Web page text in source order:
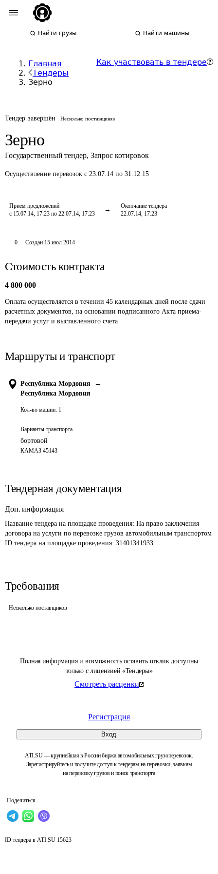
Найти грузы Найти машины
Главная
Тендеры
Зерно
Как участвовать в тендере
Тендер завершён Несколько поставщиков
Зерно
Государственный тендер, Запрос котировок
Осуществление перевозок с 23.07.14 по 31.12.15
Приём предложений
с 15.07.14, 17:23 по 22.07.14, 17:23
Окончание тендера
22.07.14, 17:23
Полная информация и возможность оставить отклик доступны
только с лицензией «Тендеры»
Смотреть расценки
Регистрация
Вход
ATI.SU — крупнейшая в России биржа автомобильных грузоперевозок.
Зарегистрируйтесь и получите доступ к тендерам на перевозки, заявкам
на перевозку грузов и поиск транспорта
Поделиться
0 Создан 15 июл 2014
Стоимость контракта
4 800 000
Оплата осуществляется в течении 45 календарных дней после сдачи
расчетных документов, на основании подписанного Акта приема-
передачи услуг и выставленного счета
Маршруты и транспорт
Республика Мордовия
→
Республика Мордовия
Кол-во машин: 1
Варианты транспорта
бортовой
КАМАЗ 45143
Тендерная документация
Доп. информация
Название тендера на площадке проведения: На право заключения
договора на услуги по перевозке грузов автомобильным транспортом
ID тендера на площадке проведения: 31401341933
Требования
Несколько поставщиков
ID тендера в ATI.SU 15623